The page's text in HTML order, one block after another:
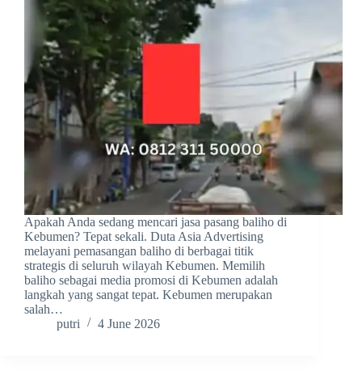
Apakah Anda sedang mencari jasa pasang baliho di
Kebumen? Tepat sekali. Duta Asia Advertising
melayani pemasangan baliho di berbagai titik
strategis di seluruh wilayah Kebumen. Memilih
baliho sebagai media promosi di Kebumen adalah
langkah yang sangat tepat. Kebumen merupakan
salah…
putri
4 June 2026